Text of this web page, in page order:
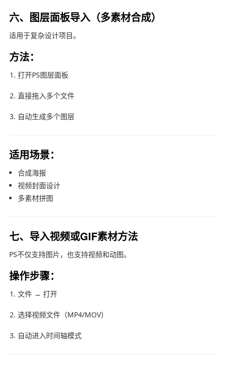
六、图层面板导入（多素材合成）
适用于复杂设计项目。
方法：
打开PS图层面板
直接拖入多个文件
自动生成多个图层
适用场景：
合成海报
视频封面设计
多素材拼图
七、导入视频或GIF素材方法
PS不仅支持图片，也支持视频和动图。
操作步骤：
文件 → 打开
选择视频文件（MP4/MOV）
自动进入时间轴模式